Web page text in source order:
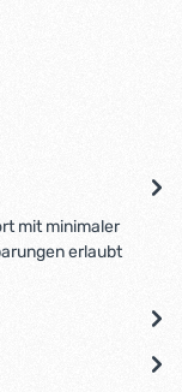
mit minimaler
erlaubt